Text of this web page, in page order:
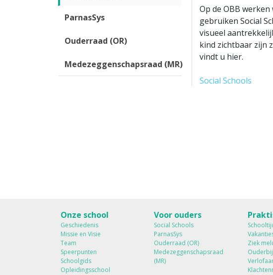
ParnasSys
Ouderraad (OR)
Medezeggenschapsraad (MR)
Op de OBB
gebruiken Social
visueel
kind zichtbaar zijn
vindt u hier.
Social Schools
Onze school
Geschiedenis
Missie en Visie
Team
Speerpunten
Schoolgids
Opleidingsschool
Voor ouders
Social Schools
ParnasSys
Ouderraad (OR)
Medezeggenschapsraad
(MR)
Ziek